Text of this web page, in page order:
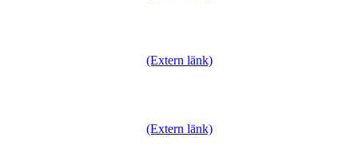
(Extern länk)
(Extern länk)